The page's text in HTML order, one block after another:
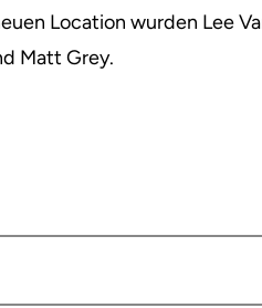
Location wurden Lee
Matt Grey.